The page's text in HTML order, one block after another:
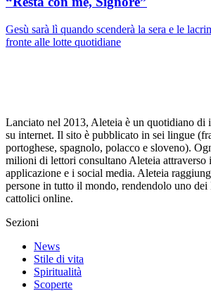
Gesù sarà lì quando scenderà la sera e le
fronte alle lotte quotidiane
Lanciato nel 2013, Aleteia è un quotidiano di
su internet. Il sito è pubblicato in sei lingue
portoghese, spagnolo, polacco e sloveno).
milioni di lettori consultano Aleteia attraverso
applicazione e i social media. Aleteia
persone in tutto il mondo, rendendolo uno dei
cattolici online.
Sezioni
News
Stile di vita
Spiritualità
Scoperte